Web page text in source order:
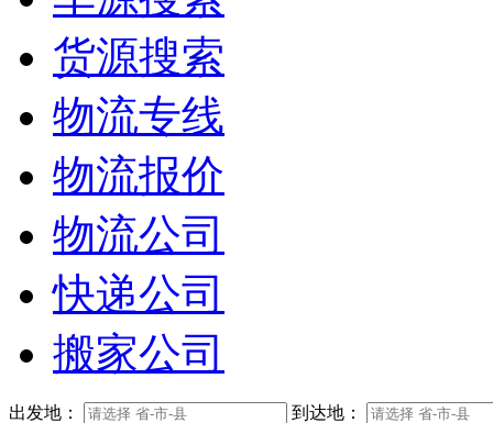
货源搜索
物流专线
物流报价
物流公司
快递公司
搬家公司
出发地：
到达地：